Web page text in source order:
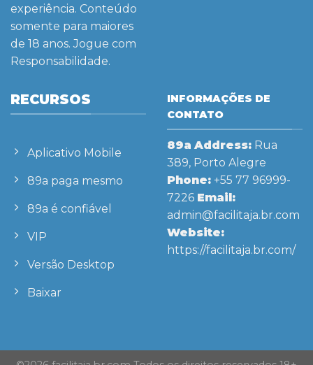
experiência. Conteúdo
somente para maiores
de 18 anos. Jogue com
Responsabilidade.
RECURSOS
Aplicativo Mobile
89a paga mesmo
89a é confiável
VIP
Versão Desktop
Baixar
INFORMAÇÕES DE
CONTATO
89a Address: Rua
389, Porto Alegre
Phone: +55 77 96999-
7226 Email:
admin@facilitaja.br.com
Website:
https://facilitaja.br.com/